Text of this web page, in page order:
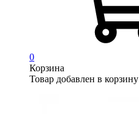
0
Корзина
Товар добавлен в корзину